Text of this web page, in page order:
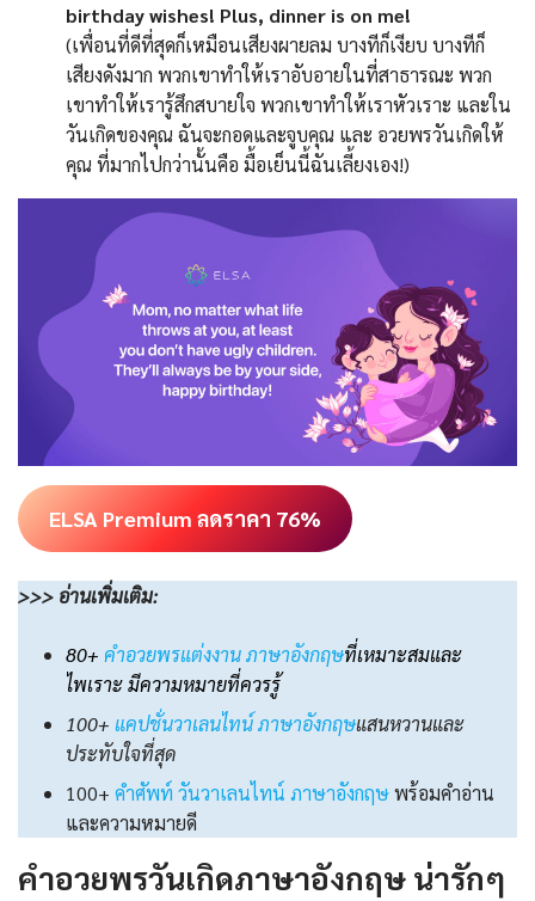
birthday wishes! Plus, dinner is on me!
(เพื่อนที่ดีที่สุดก็เหมือนเสียงผายลม บางทีก็เงียบ บางทีก็
เสียงดังมาก พวกเขาทำให้เราอับอายในที่สาธารณะ พวก
เขาทำให้เรารู้สึกสบายใจ พวกเขาทำให้เราหัวเราะ และใน
วันเกิดของคุณ ฉันจะกอดและจูบคุณ และ อวยพรวันเกิดให้
คุณ ที่มากไปกว่านั้นคือ มื้อเย็นนี้ฉันเลี้ยงเอง!)
ELSA Premium ลดราคา 76%
>>> อ่านเพิ่มเติม:
80+ คําอวยพรแต่งงาน ภาษาอังกฤษที่เหมาะสมและ
ไพเราะ มีความหมายที่ควรรู้
100+ แคปชั่นวาเลนไทน์ ภาษาอังกฤษแสนหวานและ
ประทับใจที่สุด
100+ คําศัพท์ วันวาเลนไทน์ ภาษาอังกฤษพร้อมคําอ่าน
และความหมายดี
คําอวยพรวันเกิดภาษาอังกฤษ น่ารักๆ